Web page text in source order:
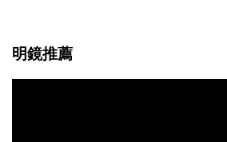
明鏡推薦